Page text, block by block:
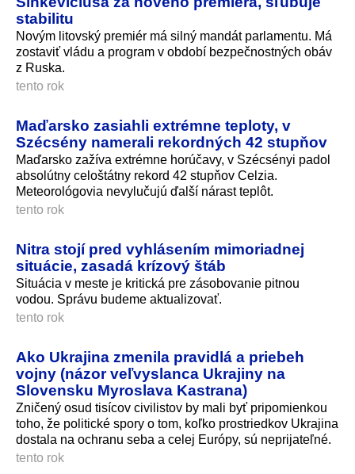
stabilitu
Novým litovský premiér má silný mandát parlamentu. Má
zostaviť vládu a program v období bezpečnostných obáv
z Ruska.
tento rok
Maďarsko zasiahli extrémne teploty, v
Szécsény namerali rekordných 42 stupňov
Maďarsko zažíva extrémne horúčavy, v Szécsényi padol
absolútny celoštátny rekord 42 stupňov Celzia.
Meteorológovia nevylučujú ďalší nárast teplôt.
tento rok
Nitra stojí pred vyhlásením mimoriadnej
situácie, zasadá krízový štáb
Situácia v meste je kritická pre zásobovanie pitnou
vodou. Správu budeme aktualizovať.
tento rok
Ako Ukrajina zmenila pravidlá a priebeh
vojny (názor veľvyslanca Ukrajiny na
Slovensku Myroslava Kastrana)
Zničený osud tisícov civilistov by mali byť pripomienkou
toho, že politické spory o tom, koľko prostriedkov Ukrajina
dostala na ochranu seba a celej Európy, sú neprijateľné.
tento rok